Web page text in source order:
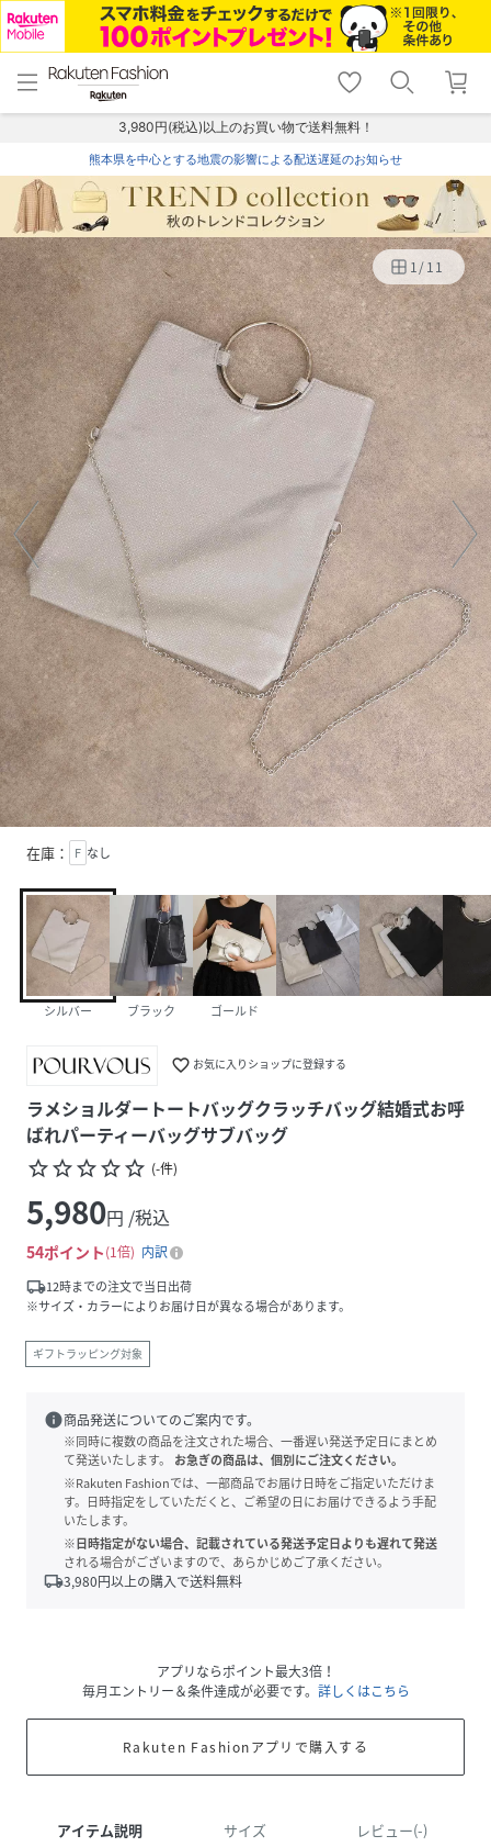
menu home
トップ
shopping_cart lock_outline
ログイン
3,980円(税込)以上のお買い物で送料無料！
熊本県を中心とする地震の影響による配送遅延のお知らせ
1/11
在庫： F なし
シルバー ブラック ゴールド
favorite_border お気に入りショップに登録する
ラメショルダートートバッグクラッチバッグ結婚式お呼
ばれパーティーバッグサブバッグ
star_borderstar_borderstar_borderstar_borderstar_border (-件)
5,980円 /税込
54ポイント 1倍
内訳
local_shipping12時までの注文で当日出荷
※サイズ・カラーによりお届け日が異なる場合があります。
ギフトラッピング対象
info商品発送についてのご案内です。
※同時に複数の商品を注文された場合、一番遅い発送予定日にまとめ
て発送いたします。
お急ぎの商品は、個別にご注文ください。
※Rakuten Fashionでは、一部商品でお届け日時をご指定いただけま
す。日時指定をしていただくと、ご希望の日にお届けできるよう手配
いたします。
※日時指定がない場合、記載されている発送予定日よりも遅れて発送
される場合がございますので、あらかじめご了承ください。
local_shipping3,980円以上の購入で送料無料
アプリならポイント最大3倍！
毎月エントリー＆条件達成が必要です。 詳しくはこちら
Rakuten Fashionアプリで購入する
アイテム説明 サイズ レビュー(-)